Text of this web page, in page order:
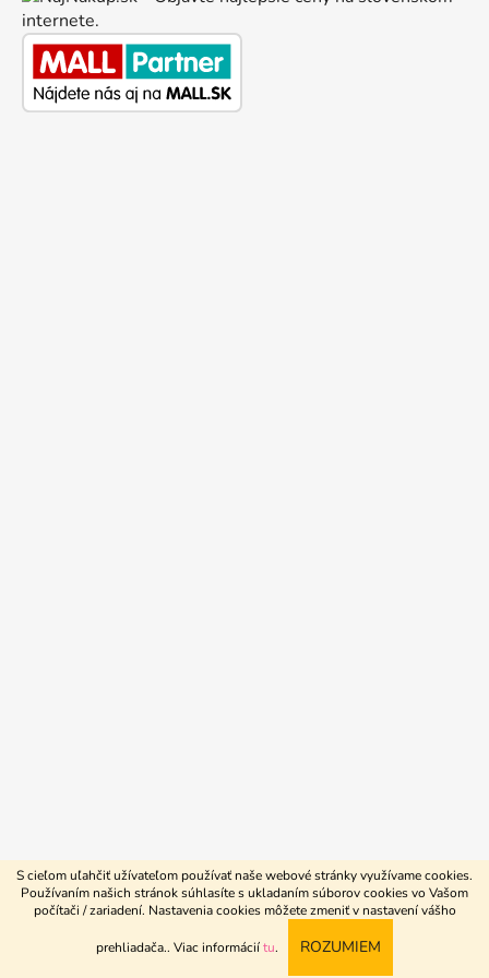
S cieľom uľahčiť užívateľom používať naše webové stránky využívame cookies.
Používaním našich stránok súhlasíte s ukladaním súborov cookies vo Vašom
počítači / zariadení. Nastavenia cookies môžete zmeniť v nastavení vášho
prehliadača.. Viac informáciítu. ROZUMIEM
Copyright 20264beauty.sk. Všetky práva vyhradené.